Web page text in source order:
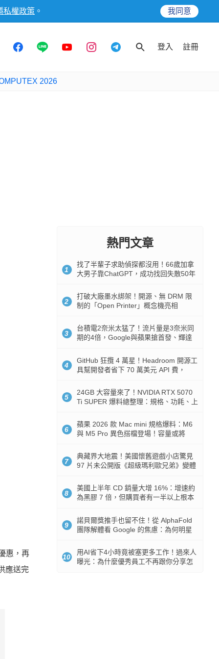
私權政策 。 我同意
登入 註冊
2026
惠，再
應送完
熱門文章
1
找了半輩子求助偵探都沒用！66歲加拿
大男子靠ChatGPT，成功找回失散50年
2
打破大廠墨水綁架！開源、無 DRM 限
制的「Open Printer」概念機亮相
3
台積電2奈米太猛了！流片量是3奈米同
期的4倍，Google與蘋果搶首發、輝達
4
GitHub 狂攬 4 萬星！Headroom 開源工
具幫開發者省下 70 萬美元 API 費，
5
24GB 大容量來了！NVIDIA RTX 5070
Ti SUPER 爆料總整理：規格、功耗、上
6
蘋果 2026 款 Mac mini 規格爆料：M6
與 M5 Pro 異色搭檔登場！容量或將
7
典藏界大地震！美國懷舊遊戲小店驚見
97 片未公開版《超級瑪利歐兄弟》變體
8
美國上半年 CD 銷量大增 16%：增速約
為黑膠 7 倍，但購買者有一半以上根本
9
諾貝爾獎推手也留不住！從 AlphaFold
團隊解體看 Google 的焦慮：為何明星
10
用AI省下4小時竟被塞更多工作！過來人
曝光：為什麼優秀員工不再跟你分享怎